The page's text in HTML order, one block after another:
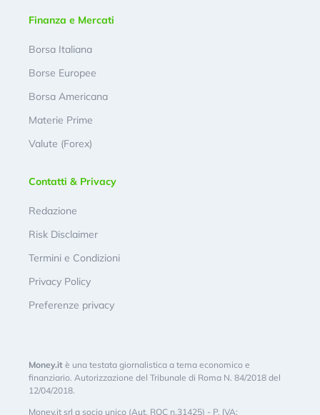
Finanza e Mercati
Borsa Italiana
Borse Europee
Borsa Americana
Materie Prime
Valute (Forex)
Contatti & Privacy
Redazione
Risk Disclaimer
Termini e Condizioni
Privacy Policy
Preferenze privacy
Money.it è una testata giornalistica a tema economico e
finanziario. Autorizzazione del Tribunale di Roma N. 84/2018 del
12/04/2018.
Money.it srl a socio unico (Aut. ROC n.31425) - P. IVA: